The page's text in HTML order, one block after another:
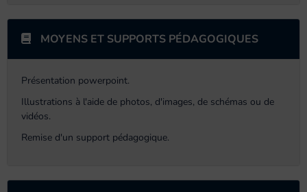
MOYENS ET SUPPORTS PÉDAGOGIQUES
Présentation powerpoint.
Illustrations à l'aide de photos, d'images, de schémas ou de
vidéos.
Remise d'un support pédagogique.